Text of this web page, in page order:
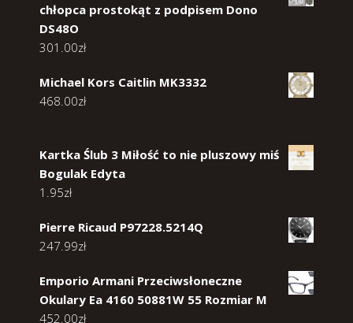
chłopca prostokąt z podpisem Dono
DS48O
301.00zł
Michael Kors Caitlin MK3332
468.00zł
Kartka Ślub 3 Miłość to nie pluszowy miś
Bogulak Edyta
1.95zł
Pierre Ricaud P97228.5214Q
247.99zł
Emporio Armani Przeciwsłoneczne
Okulary Ea 4160 50881W 55 Rozmiar M
452.00zł